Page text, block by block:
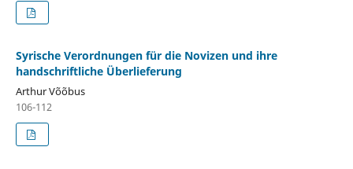
Syrische Verordnungen für die Novizen und ihre
handschriftliche Überlieferung
Arthur Võõbus
106-112